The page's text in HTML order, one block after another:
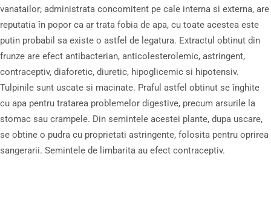
vanatailor; administrata concomitent pe cale interna si externa, are
reputatia în popor ca ar trata fobia de apa, cu toate acestea este
putin probabil sa existe o astfel de legatura. Extractul obtinut din
frunze are efect antibacterian, anticolesterolemic, astringent,
contraceptiv, diaforetic, diuretic, hipoglicemic si hipotensiv.
Tulpinile sunt uscate si macinate. Praful astfel obtinut se înghite
cu apa pentru tratarea problemelor digestive, precum arsurile la
stomac sau crampele. Din semintele acestei plante, dupa uscare,
se obtine o pudra cu proprietati astringente, folosita pentru oprirea
sangerarii. Semintele de limbarita au efect contraceptiv.